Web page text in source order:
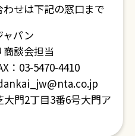
せは下記の窓口まで
パン
談会担当
：03-5470-4410
門2丁目3番6号大門ア